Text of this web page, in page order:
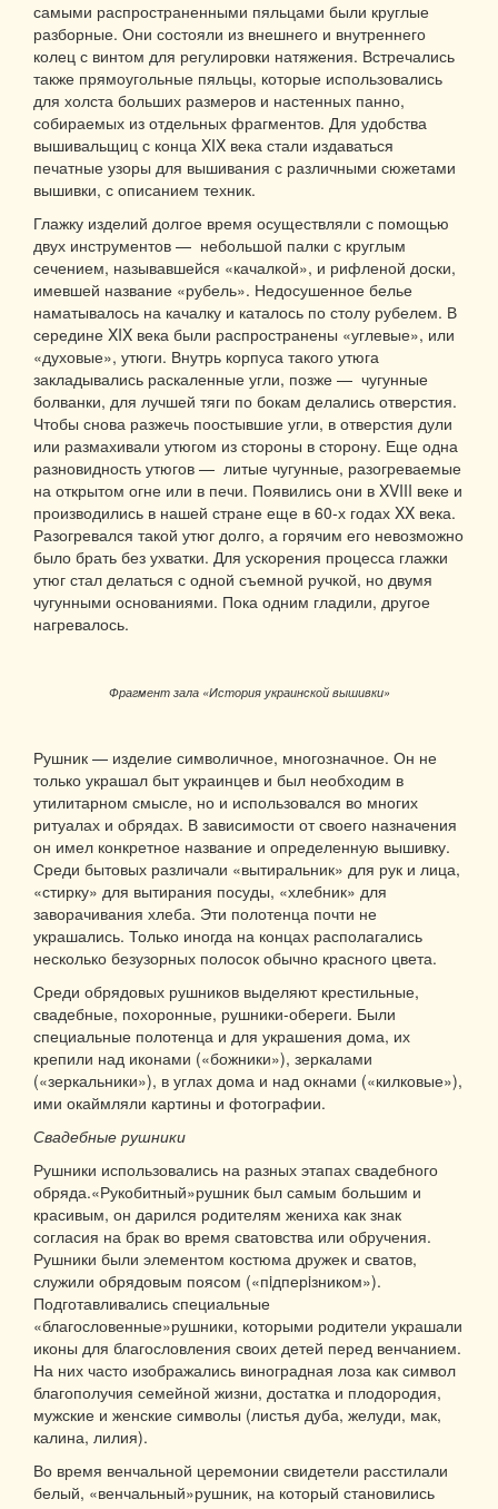
самыми распространенными пяльцами были круглые
разборные. Они состояли из внешнего и внутреннего
колец с винтом для регулировки натяжения. Встречались
также прямоугольные пяльцы, которые использовались
для холста больших размеров и настенных панно,
собираемых из отдельных фрагментов. Для удобства
вышивальщиц с конца XIX века стали издаваться
печатные узоры для вышивания с различными сюжетами
вышивки, с описанием техник.
Глажку изделий долгое время осуществляли с помощью
двух инструментов — небольшой палки с круглым
сечением, называвшейся «качалкой», и рифленой доски,
имевшей название «рубель». Недосушенное белье
наматывалось на качалку и каталось по столу рубелем. В
середине XIX века были распространены «углевые», или
«духовые», утюги. Внутрь корпуса такого утюга
закладывались раскаленные угли, позже — чугунные
болванки, для лучшей тяги по бокам делались отверстия.
Чтобы снова разжечь поостывшие угли, в отверстия дули
или размахивали утюгом из стороны в сторону. Еще одна
разновидность утюгов — литые чугунные, разогреваемые
на открытом огне или в печи. Появились они в XVIII веке и
производились в нашей стране еще в 60-х годах XX века.
Разогревался такой утюг долго, а горячим его невозможно
было брать без ухватки. Для ускорения процесса глажки
утюг стал делаться с одной съемной ручкой, но двумя
чугунными основаниями. Пока одним гладили, другое
нагревалось.
Фрагмент зала «История украинской вышивки»
Рушник — изделие символичное, многозначное. Он не
только украшал быт украинцев и был необходим в
утилитарном смысле, но и использовался во многих
ритуалах и обрядах. В зависимости от своего назначения
он имел конкретное название и определенную вышивку.
Среди бытовых различали «вытиральник» для рук и лица,
«стирку» для вытирания посуды, «хлебник» для
заворачивания хлеба. Эти полотенца почти не
украшались. Только иногда на концах располагались
несколько безузорных полосок обычно красного цвета.
Среди обрядовых рушников выделяют крестильные,
свадебные, похоронные, рушники-обереги. Были
специальные полотенца и для украшения дома, их
крепили над иконами («божники»), зеркалами
(«зеркальники»), в углах дома и над окнами («килковые»),
ими окаймляли картины и фотографии.
Свадебные рушники
Рушники использовались на разных этапах свадебного
обряда.«Рукобитный»рушник был самым большим и
красивым, он дарился родителям жениха как знак
согласия на брак во время сватовства или обручения.
Рушники были элементом костюма дружек и сватов,
служили обрядовым поясом («пiдперiзником»).
Подготавливались специальные
«благословенные»рушники, которыми родители украшали
иконы для благословления своих детей перед венчанием.
На них часто изображались виноградная лоза как символ
благополучия семейной жизни, достатка и плодородия,
мужские и женские символы (листья дуба, желуди, мак,
калина, лилия).
Во время венчальной церемонии свидетели расстилали
белый, «венчальный»рушник, на который становились